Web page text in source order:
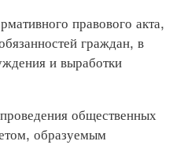
правового акта,
граждан, в
и выработки
общественных
образуемым